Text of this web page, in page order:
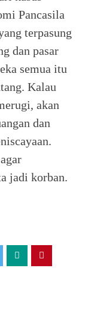
Pancasila
terpasung
dan pasar
semua itu
Kalau
akan
dan
jadi korban.